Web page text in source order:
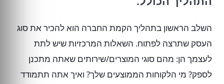
השלב הראשון בתהליך הקמת החברה הוא להכיר את סוג
העסק שתרצה לפתוח. השאלות המרכזיות שיש לתת
לעצמך הן: מהם סוגי המוצרים/שירותים שאתה מתכנן
לספק? מי הלקוחות הממוצעים שלך? ואיך אתה תתמודד